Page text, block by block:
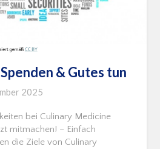
& Gutes tun
2025
bei Culinary Medicine
mitmachen! – Einfach
die Ziele von Culinary